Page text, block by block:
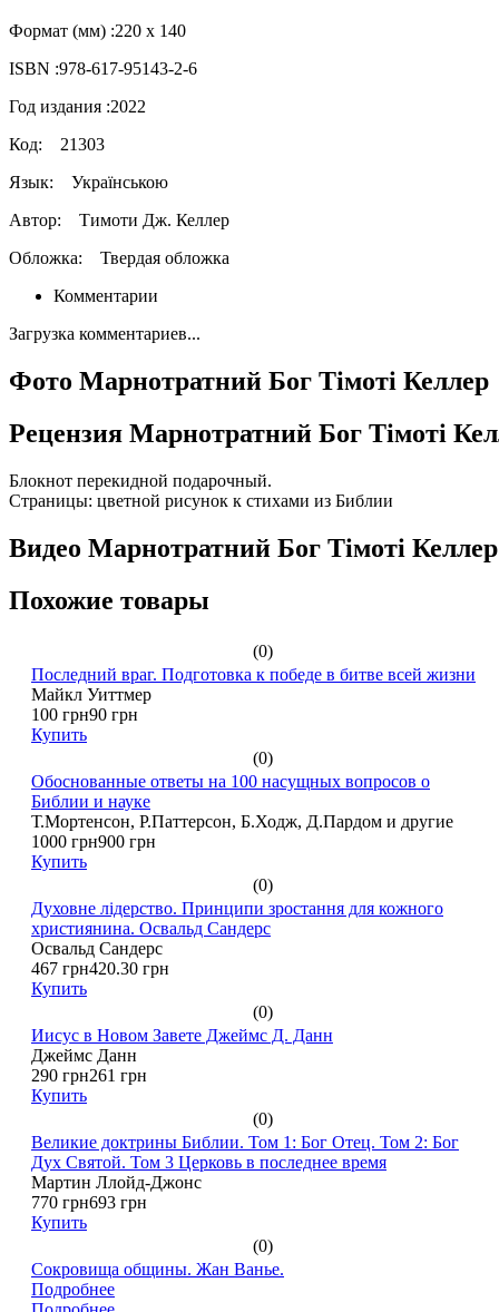
Формат (мм) :220 х 140
ISBN :978-617-95143-2-6
Год издания :2022
Код: 21303
Язык: Українською
Автор:
Тимоти Дж. Келлер
Обложка: Твердая обложка
Комментарии
Загрузка комментариев...
Фото Марнотратний Бог Тімоті Келлер
Рецензия Марнотратний Бог Тімоті
Блокнот перекидной подарочный.
Страницы: цветной рисунок к стихами из Библии
Видео Марнотратний Бог Тімоті Келлер
Похожие товары
(0)
Последний враг. Подготовка к победе в битве всей жизни
Майкл Уиттмер
100 грн90 грн
Купить
(0)
Обоснованные ответы на 100 насущных вопросов о
Библии и науке
Т.Мортенсон, Р.Паттерсон, Б.Ходж, Д.Пардом и другие
1000 грн900 грн
Купить
(0)
Духовне лідерство. Принципи зростання для кожного
християнина. Освальд Сандерс
Освальд Сандерс
467 грн420.30 грн
Купить
(0)
Иисус в Новом Завете Джеймс Д. Данн
Джеймс Данн
290 грн261 грн
Купить
(0)
Великие доктрины Библии. Том 1: Бог Отец. Том 2: Бог
Дух Святой. Том 3 Церковь в последнее время
Мартин Ллойд-Джонс
770 грн693 грн
Купить
(0)
Сокровища общины. Жан Ванье.
Подробнее